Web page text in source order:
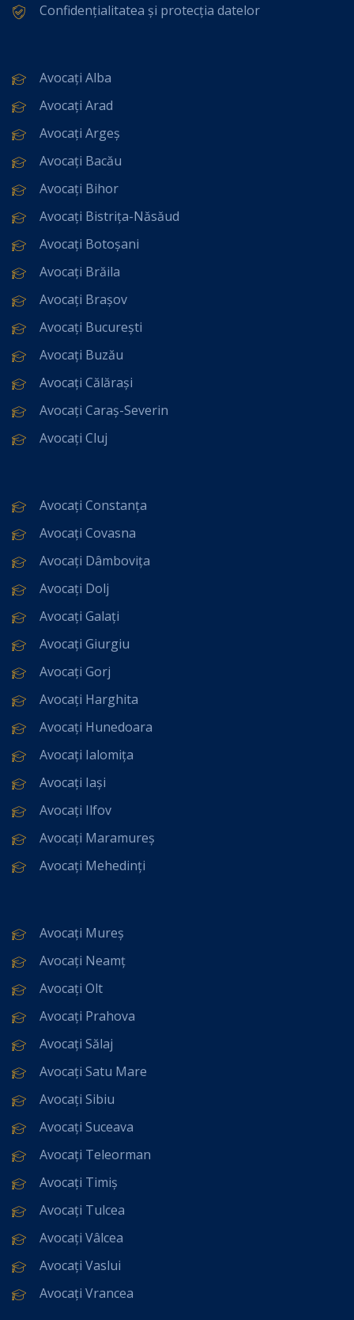
Confidențialitatea și protecția datelor
Avocați Alba
Avocați Arad
Avocați Argeș
Avocați Bacău
Avocați Bihor
Avocați Bistrița-Năsăud
Avocați Botoșani
Avocați Brăila
Avocați Brașov
Avocați București
Avocați Buzău
Avocați Călărași
Avocați Caraș-Severin
Avocați Cluj
Avocați Constanța
Avocați Covasna
Avocați Dâmbovița
Avocați Dolj
Avocați Galați
Avocați Giurgiu
Avocați Gorj
Avocați Harghita
Avocați Hunedoara
Avocați Ialomița
Avocați Iași
Avocați Ilfov
Avocați Maramureș
Avocați Mehedinți
Avocați Mureș
Avocați Neamț
Avocați Olt
Avocați Prahova
Avocați Sălaj
Avocați Satu Mare
Avocați Sibiu
Avocați Suceava
Avocați Teleorman
Avocați Timiș
Avocați Tulcea
Avocați Vâlcea
Avocați Vaslui
Avocați Vrancea